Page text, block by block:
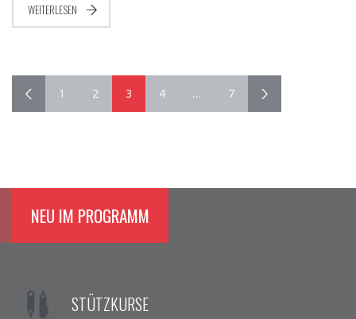
WEITERLESEN
1 2 3 4 … 7
NEU IM PROGRAMM
STÜTZKURSE